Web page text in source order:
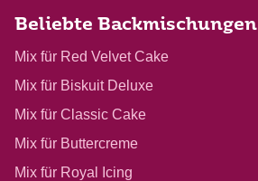
Beliebte Backmischungen
Mix für Red Velvet Cake
Mix für Biskuit Deluxe
Mix für Classic Cake
Mix für Buttercreme
Mix für Royal Icing